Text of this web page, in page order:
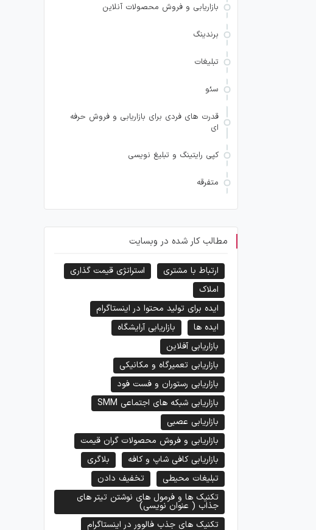
بازاریابی و فروش محصولات آنلاین
برندینگ
تبلیغات
سئو
قدرت های فردی برای بازاریابی و فروش حرفه
ای
کپی رایتینگ و تبلیغ نویسی
متفرقه
مطالب کار شده در وبسایت
ارتباط با مشتری
استراتژی قیمت گذاری
املاک
ایده برای تولید محتوا در اینستاگرام
ایده ها
بازاریابی آرایشگاه
بازاریابی آفلاین
بازاریابی تعمیرگاه و مکانیکی
بازاریابی رستوران و فست فود
بازاریابی شبکه های اجتماعی SMM
بازاریابی عصبی
بازاریابی و فروش محصولات گران قیمت
بازاریابی کافی شاپ و کافه
بلاگری
تبلیغات محیطی
تخفیف دادن
تکنیک ها و فرمول های نوشتن تیتر های
جذاب ( عنوان نویسی)
تکنیک های جذب فالوور در اینستاگرام